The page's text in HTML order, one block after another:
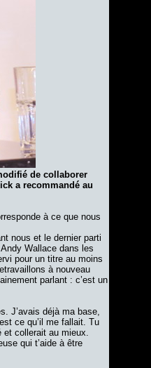
de collaborer
a recommandé au
à ce que nous
nous et le dernier parti
Wallace dans les
pour un titre au moins
à nouveau
parlant : c’est un
J’avais déjà ma base,
ce qu’il me fallait. Tu
et collerait au mieux.
qui t’aide à être